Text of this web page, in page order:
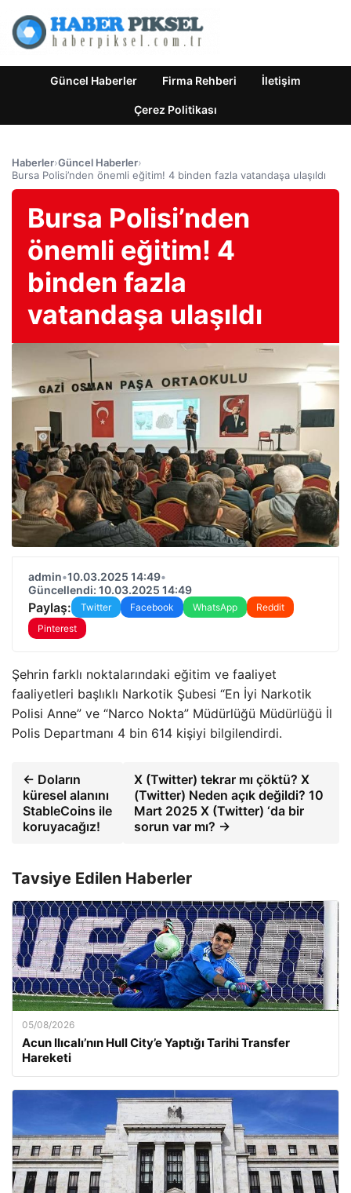
Güncel Haberler Firma Rehberi İletişim
Çerez Politikası
Haberler›Güncel Haberler›
Bursa Polisi’nden önemli eğitim! 4 binden fazla vatandaşa ulaşıldı
Bursa Polisi’nden
önemli eğitim! 4
binden fazla
vatandaşa ulaşıldı
admin•10.03.2025 14:49•
Güncellendi: 10.03.2025 14:49
Paylaş: Twitter Facebook WhatsApp
Reddit
Pinterest
Şehrin farklı noktalarındaki eğitim ve faaliyet
faaliyetleri başlıklı Narkotik Şubesi “En İyi Narkotik
Polisi Anne” ve “Narco Nokta” Müdürlüğü Müdürlüğü İl
Polis Departmanı 4 bin 614 kişiyi bilgilendirdi.
← Doların
küresel alanını
StableCoins ile
koruyacağız!
X (Twitter) tekrar mı çöktü? X
(Twitter) Neden açık değildi? 10
Mart 2025 X (Twitter) ‘da bir
sorun var mı? →
Tavsiye Edilen Haberler
05/08/2026
Acun Ilıcalı’nın Hull City’e Yaptığı Tarihi Transfer
Hareketi